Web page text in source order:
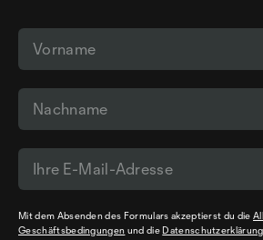
Mit dem Absenden des Formulars akzeptierst du die
Geschäftsbedingungen und die Datenschutzerklärung